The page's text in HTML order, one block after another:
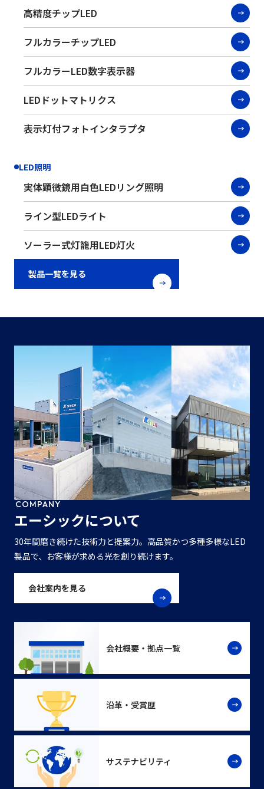
製品一覧を見る
高精度チップLED
フルカラーチップLED
フルカラーLED数字表示器
LEDドットマトリクス
表示灯付フォトインタラプタ
LED照明
実体顕微鏡用白色LEDリング照明
ライン型LEDライト
ソーラー式灯籠用LED灯火
COMPANY
エーシックについて
30年間磨き続けた技術力と提案力。高品質かつ多種多様なLED
製品で、お客様が求める光を創り続けます。
会社案内を見る
会社概要・拠点一覧
沿革・受賞歴
サステナビリティ